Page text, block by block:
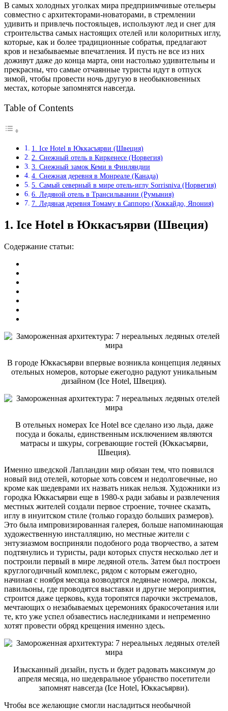
В самых холодных уголках мира предприимчивые отельеры
совместно с архитекторами-новаторами, в стремлении
удивить и привлечь постояльцев, используют лед и снег для
строительства самых настоящих отелей или колоритных иглу,
которые, как и более традиционные собратья, предлагают
кров и незабываемые впечатления. И пусть не все из них
доживут даже до конца марта, они настолько удивительны и
прекрасны, что самые отчаянные туристы идут в отпуск
зимой, чтобы провести ночь другую в необыкновенных
местах, которые запомнятся навсегда.
Table of Contents
1. Ice Hotel в Юккасъярви (Швеция)
2. Снежный отель в Киркенесе (Норвегия)
3. Снежный замок Кеми в Финляндии
4. Снежная деревня в Монреале (Канада)
5. Самый северный в мире отель-иглу Sorrisniva (Норвегия)
6. Ледяной отель в Трансильвании (Румыния)
7. Ледяная деревня Томаму в Саппоро (Хоккайдо, Япония)
1. Ice Hotel в Юккасъярви (Швеция)
Содержание статьи:
В городе Юккасъярви впервые возникла концепция ледяных
отельных номеров, которые ежегодно радуют уникальным
дизайном (Ice Hotel, Швеция).
В отельных номерах Ice Hotel все сделано изо льда, даже
посуда и бокалы, единственным исключением являются
матрасы и шкуры, согревающие гостей (Юккасъярви,
Швеция).
Именно шведской Лапландии мир обязан тем, что появился
новый вид отелей, которые хоть совсем и недолговечные, но
кроме как шедеврами их назвать никак нельзя. Художники из
городка Юккасъярви еще в 1980-х ради забавы и развлечения
местных жителей создали первое строение, точнее сказать,
иглу в инуитском стиле (только гораздо больших размеров).
Это была импровизированная галерея, больше напоминающая
художественную инсталляцию, но местные жители с
энтузиазмом восприняли подобного рода творчество, а затем
подтянулись и туристы, ради которых спустя несколько лет и
построили первый в мире ледяной отель. Затем был построен
круглогодичный комплекс, рядом с которым ежегодно,
начиная с ноября месяца возводятся ледяные номера, люксы,
павильоны, где проводятся выставки и другие мероприятия,
строится даже церковь, куда торопятся парочки экстремалов,
мечтающих о незабываемых церемониях бракосочетания или
те, кто уже успел обзавестись наследниками и непременно
хотят провести обряд крещения именно здесь.
Изысканный дизайн, пусть и будет радовать максимум до
апреля месяца, но шедевральное убранство посетители
запомнят навсегда (Ice Hotel, Юккасъярви).
Чтобы все желающие смогли насладиться необычной